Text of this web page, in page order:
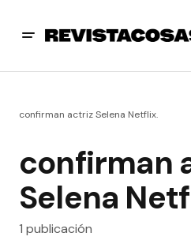
confirman actriz Selena Netflix.
confirman
Selena
1 publicación